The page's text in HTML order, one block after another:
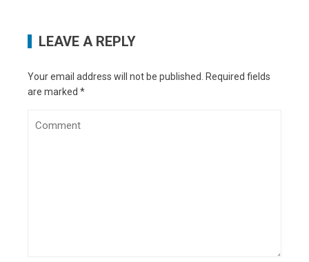
LEAVE A REPLY
Your email address will not be published. Required fields
are marked *